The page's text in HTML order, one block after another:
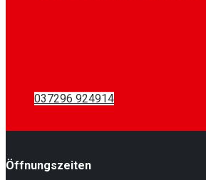
037296 924914
Öffnungszeiten